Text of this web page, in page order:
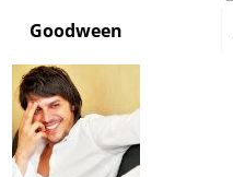
Goodween